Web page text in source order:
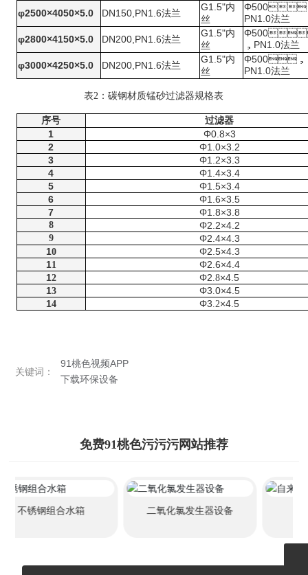
φ2500×4050×5.0 DN150,PN1.6法兰
G1.5"内
丝
Φ500
PN1.0法兰
φ2800×4150×5.0 DN200,PN1.6法兰
G1.5"内
丝
Φ500
， PN1.0法兰
φ3000×4250×5.0 DN200,PN1.6法兰
G1.5"内
丝
Φ500，
PN1.0法兰
表2：碳钢材质锰砂过滤器规格表
序号
过滤器
1
Φ0.8×3
2
Φ1.0×3.2
3
Φ1.2×3.3
4
Φ1.4×3.4
5
Φ1.5×3.4
6
Φ1.6×3.5
7
Φ1.8×3.8
8 Φ2.2×4.2
9
Φ2.4×4.3
10
Φ2.5×4.3
11
Φ2.6×4.4
12 Φ2.8×4.5
13 Φ3.0×4.5
14 Φ3.2×4.5
关键词：
91桃色视频APP
下载环保设备
免费91桃色污污污网站推荐
二氧化氯发生器设备 自来水改造2
18004619696